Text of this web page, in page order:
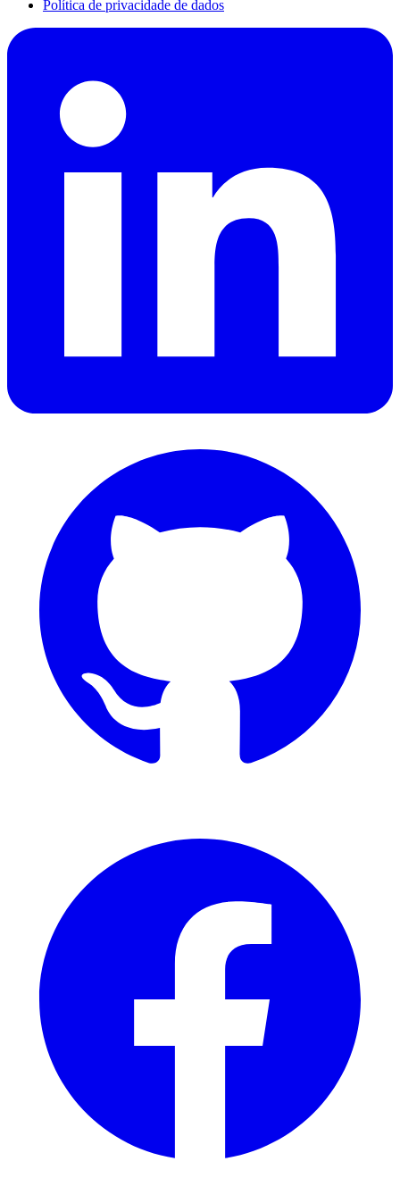
Política de privacidade de dados